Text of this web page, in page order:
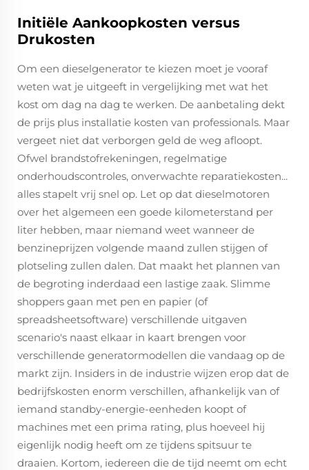
Initiële Aankoopkosten versus
Drukosten
Om een dieselgenerator te kiezen moet je vooraf
weten wat je uitgeeft in vergelijking met wat het
kost om dag na dag te werken. De aanbetaling dekt
de prijs plus installatie kosten van professionals. Maar
vergeet niet dat verborgen geld de weg afloopt.
Ofwel brandstofrekeningen, regelmatige
onderhoudscontroles, onverwachte reparatiekosten...
alles stapelt vrij snel op. Let op dat dieselmotoren
over het algemeen een goede kilometerstand per
liter hebben, maar niemand weet wanneer de
benzineprijzen volgende maand zullen stijgen of
plotseling zullen dalen. Dat maakt het plannen van
de begroting inderdaad een lastige zaak. Slimme
shoppers gaan met pen en papier (of
spreadsheetsoftware) verschillende uitgaven
scenario's naast elkaar in kaart brengen voor
verschillende generatormodellen die vandaag op de
markt zijn. Insiders in de industrie wijzen erop dat de
bedrijfskosten enorm verschillen, afhankelijk van of
iemand standby-energie-eenheden koopt of
machines met een prima rating, plus hoeveel hij
eigenlijk nodig heeft om ze tijdens spitsuur te
draaien. Kortom, iedereen die de tijd neemt om echt